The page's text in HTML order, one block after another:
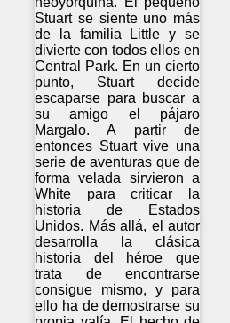
Stuart se siente uno más
de la familia Little y se
divierte con todos ellos en
Central Park. En un cierto
punto, Stuart decide
escaparse para buscar a
su amigo el pájaro
Margalo. A partir de
entonces Stuart vive una
serie de aventuras que de
forma velada sirvieron a
White para criticar la
historia de Estados
Unidos. Más allá, el autor
desarrolla la clásica
historia del héroe que
trata de encontrarse
consigue mismo, y para
ello ha de demostrarse su